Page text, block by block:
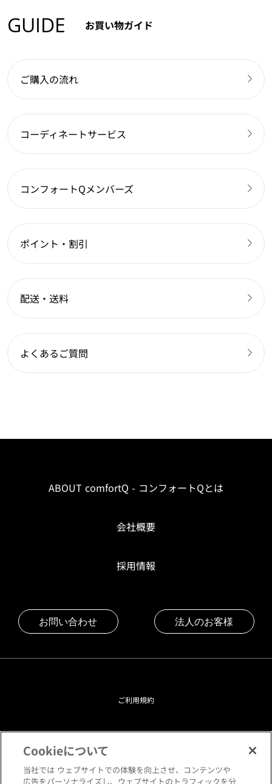
GUIDE お買い物ガイド
ご購入の流れ
コーディネートサービス
コンフォートQメンバーズ
ポイント・割引
配送・送料
よくあるご質問
ABOUT comfortQ - コンフォートQとは
会社概要
採用情報
お問い合わせ 法人のお客様
ご利用規約
プライバシーポリシー
クッキーポリシー
Cookieについて
当社では ウェブサイトでの体験を向上させ、コンテンツや
広告をパーソナライズし、ウェブサイトのトラフィックを分